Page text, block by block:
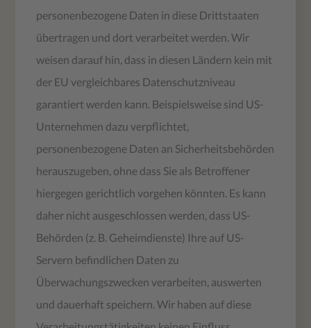
personenbezogene Daten in diese Drittstaaten
übertragen und dort verarbeitet werden. Wir
weisen darauf hin, dass in diesen Ländern kein mit
der EU vergleichbares Datenschutzniveau
garantiert werden kann. Beispielsweise sind US-
Unternehmen dazu verpflichtet,
personenbezogene Daten an Sicherheitsbehörden
herauszugeben, ohne dass Sie als Betroffener
hiergegen gerichtlich vorgehen könnten. Es kann
daher nicht ausgeschlossen werden, dass US-
Behörden (z. B. Geheimdienste) Ihre auf US-
Servern befindlichen Daten zu
Überwachungszwecken verarbeiten, auswerten
und dauerhaft speichern. Wir haben auf diese